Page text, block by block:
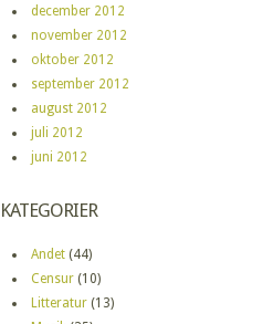
december 2012
november 2012
oktober 2012
september 2012
august 2012
juli 2012
juni 2012
KATEGORIER
Andet (44)
Censur (10)
Litteratur (13)